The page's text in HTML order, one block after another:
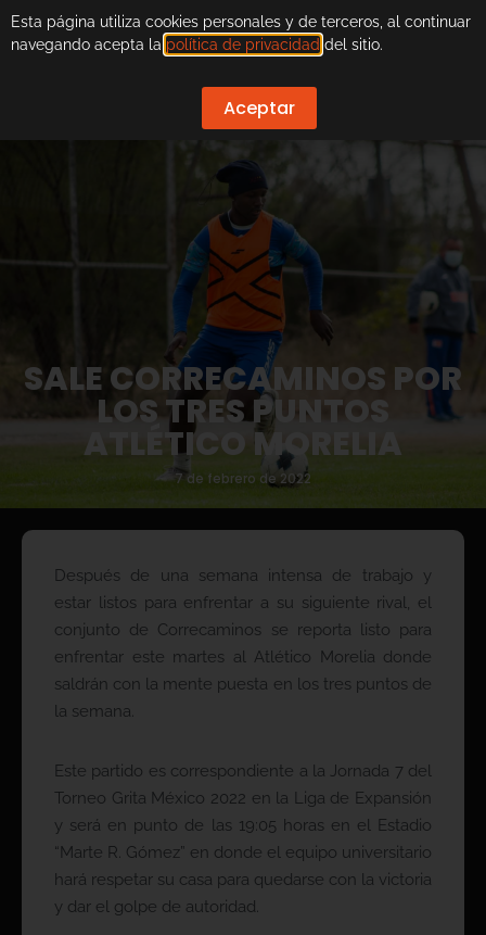
SALE CORRECAMINOS POR
LOS TRES PUNTOS
ATLÉTICO MORELIA
7 de febrero de 2022
Después de una semana intensa de trabajo y
estar listos para enfrentar a su siguiente rival, el
conjunto de Correcaminos se reporta listo para
enfrentar este martes al Atlético Morelia donde
saldrán con la mente puesta en los tres puntos de
la semana.
Este partido es correspondiente a la Jornada 7 del
Torneo Grita México 2022 en la Liga de Expansión
y será en punto de las 19:05 horas en el Estadio
“Marte R. Gómez” en donde el equipo universitario
hará respetar su casa para quedarse con la victoria
y dar el golpe de autoridad.
Esta página utiliza cookies personales y de terceros, al continuar
navegando acepta la política de privacidad del sitio.
Aceptar